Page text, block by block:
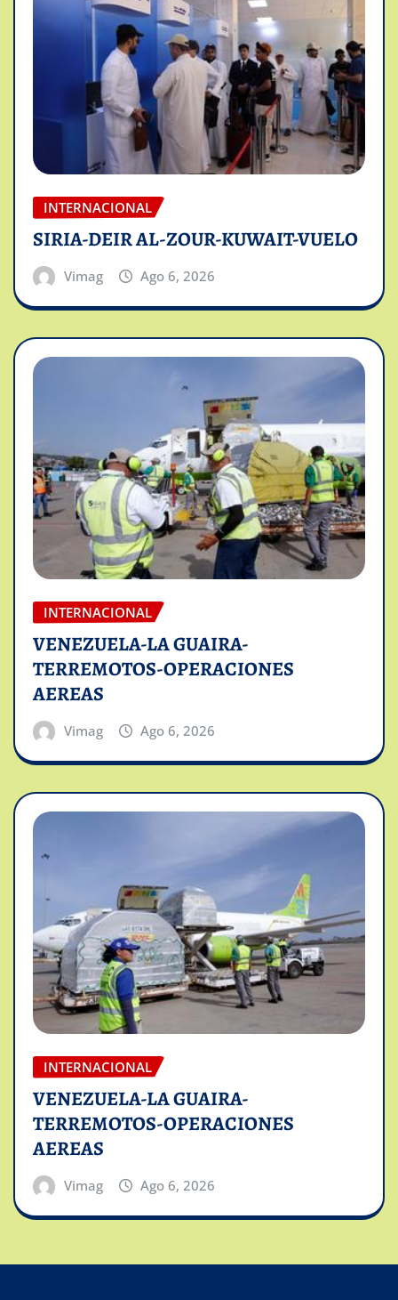
INTERNACIONAL
SIRIA-DEIR AL-ZOUR-KUWAIT-VUELO
Vimag Ago 6, 2026
INTERNACIONAL
VENEZUELA-LA GUAIRA-
TERREMOTOS-OPERACIONES
AEREAS
Vimag Ago 6, 2026
INTERNACIONAL
VENEZUELA-LA GUAIRA-
TERREMOTOS-OPERACIONES
AEREAS
Vimag Ago 6, 2026